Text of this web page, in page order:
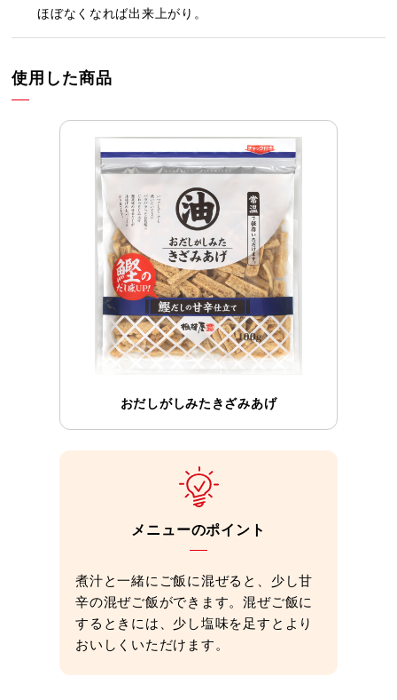
ほぼなくなれば出来上がり。
使用した商品
おだしがしみたきざみあげ
メニューのポイント
煮汁と一緒にご飯に混ぜると、少し甘
辛の混ぜご飯ができます。混ぜご飯に
するときには、少し塩味を足すとより
おいしくいただけます。